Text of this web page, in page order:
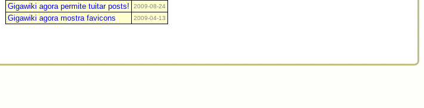
Gigawiki agora permite tuitar posts! 2009-08-24
Gigawiki agora mostra favicons 2009-04-13